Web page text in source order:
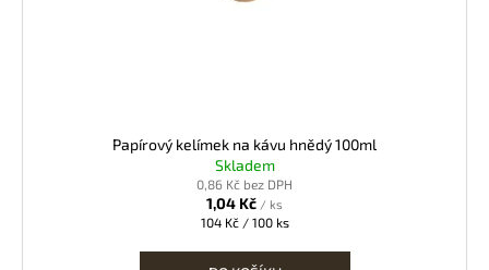
Papírový kelímek na kávu hnědý 100ml
Skladem
0,86 Kč bez DPH
1,04 Kč / ks
Měrná
104 Kč / 100 ks